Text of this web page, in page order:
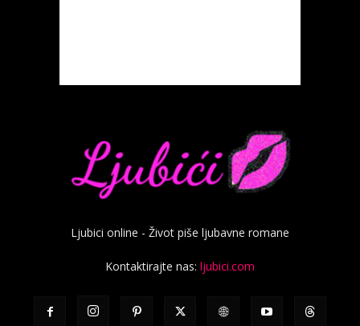
Ljubici online - Život piše ljubavne romane
Kontaktirajte nas: ljubici.com